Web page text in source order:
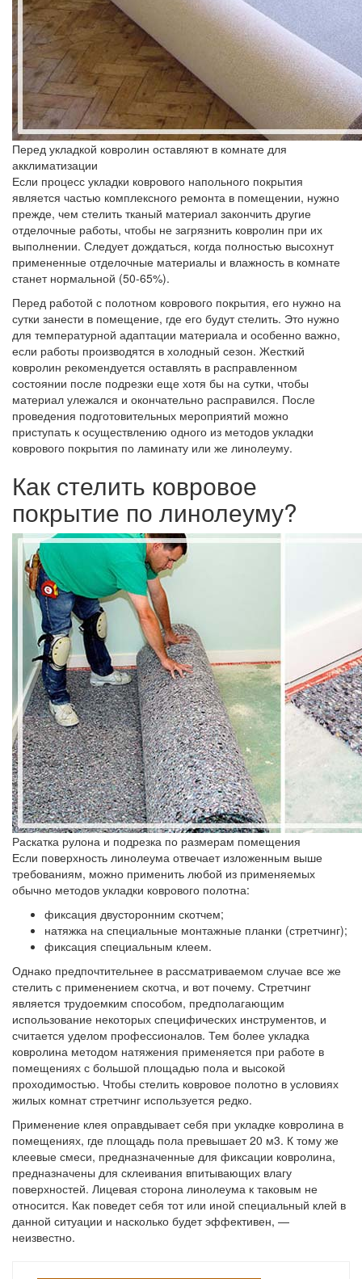
Перед укладкой ковролин оставляют в комнате для
акклиматизации
Если процесс укладки коврового напольного покрытия
является частью комплексного ремонта в помещении, нужно
прежде, чем стелить тканый материал закончить другие
отделочные работы, чтобы не загрязнить ковролин при их
выполнении. Следует дождаться, когда полностью высохнут
примененные отделочные материалы и влажность в комнате
станет нормальной (50-65%).
Перед работой с полотном коврового покрытия, его нужно на
сутки занести в помещение, где его будут стелить. Это нужно
для температурной адаптации материала и особенно важно,
если работы производятся в холодный сезон. Жесткий
ковролин рекомендуется оставлять в расправленном
состоянии после подрезки еще хотя бы на сутки, чтобы
материал улежался и окончательно расправился. После
проведения подготовительных мероприятий можно
приступать к осуществлению одного из методов укладки
коврового покрытия по ламинату или же линолеуму.
Как стелить ковровое
покрытие по линолеуму?
Раскатка рулона и подрезка по размерам помещения
Если поверхность линолеума отвечает изложенным выше
требованиям, можно применить любой из применяемых
обычно методов укладки коврового полотна:
фиксация двусторонним скотчем;
натяжка на специальные монтажные планки (стретчинг);
фиксация специальным клеем.
Однако предпочтительнее в рассматриваемом случае все же
стелить с применением скотча, и вот почему. Стретчинг
является трудоемким способом, предполагающим
использование некоторых специфических инструментов, и
считается уделом профессионалов. Тем более укладка
ковролина методом натяжения применяется при работе в
помещениях с большой площадью пола и высокой
проходимостью. Чтобы стелить ковровое полотно в условиях
жилых комнат стретчинг используется редко.
Применение клея оправдывает себя при укладке ковролина в
помещениях, где площадь пола превышает 20 м3. К тому же
клеевые смеси, предназначенные для фиксации ковролина,
предназначены для склеивания впитывающих влагу
поверхностей. Лицевая сторона линолеума к таковым не
относится. Как поведет себя тот или иной специальный клей в
данной ситуации и насколько будет эффективен, —
неизвестно.